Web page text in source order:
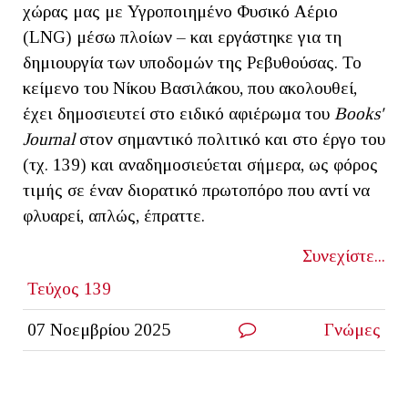
χώρας μας με Υγροποιημένο Φυσικό Αέριο
(LNG) μέσω πλοίων – και εργάστηκε για τη
δημιουργία των υποδομών της Ρεβυθούσας. Το
κείμενο του Νίκου Βασιλάκου, που ακολουθεί,
έχει δημοσιευτεί στο ειδικό αφιέρωμα του Βοοks'
Journalστον σημαντικό πολιτικό και στο έργο του
(τχ. 139) και αναδημοσιεύεται σήμερα, ως φόρος
τιμής σε έναν διορατικό πρωτοπόρο που αντί να
φλυαρεί, απλώς, έπραττε.
Συνεχίστε...
Τεύχος 139
07 Νοεμβρίου 2025 Γνώμες